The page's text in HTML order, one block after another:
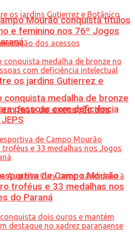
os jardins Gutierrez e
fase de execução dos
Mourão conquista títulos
e feminino nos 76º Jogos
conquista medalha de bronze
pessoas com deficiência
de Campo Mourão
troféus e 33 medalhas nos
do Paraná